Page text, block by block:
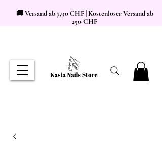
🚚 Versand ab 7,90 CHF | Kostenloser Versand ab
250 CHF